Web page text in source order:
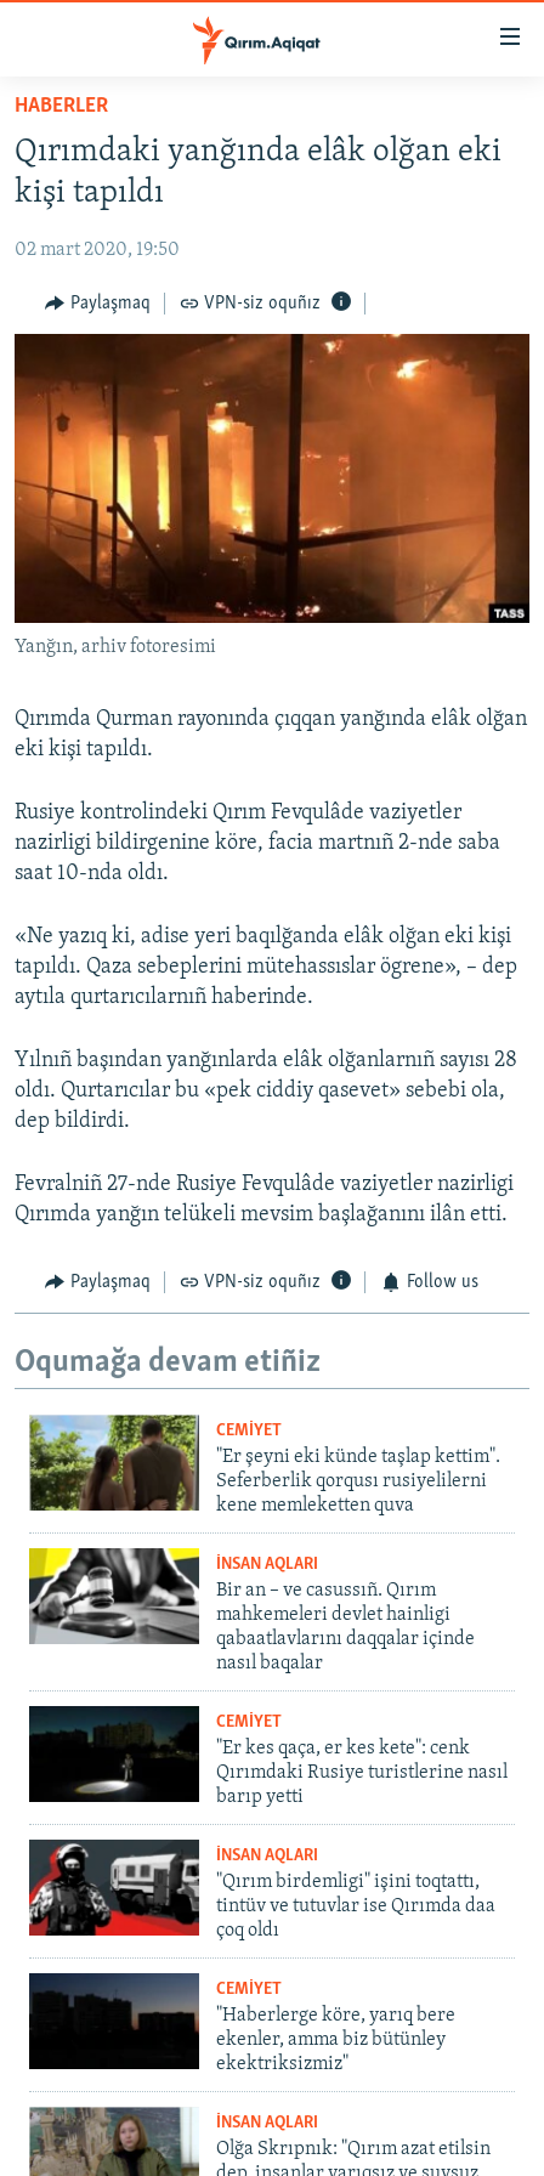
Esas
qaytmaq
Baş
navigatsiyağa
qaytmaq
qaytmaq
HABERLER
SİYASET
İQTİSADİYAT
CEMİYET
MEDENİYET
VİDEO
SÜRET
BLOGLAR
FİKİR
Русский
Українською
RFE/RS bütün saytları
HABERLER
Qırımdaki yanğında elâk olğan eki
kişi tapıldı
02 mart 2020, 19:50
Paylaşmaq VPN-siz oquñız
Yanğın, arhiv fotoresimi
Qırımda Qurman rayonında çıqqan yanğında elâk olğan
eki kişi tapıldı.
Rusiye kontrolindeki Qırım Fevqulâde vaziyetler
nazirligi bildirgenine köre, facia martnıñ 2-nde saba
saat 10-nda oldı.
«Ne yazıq ki, adise yeri baqılğanda elâk olğan eki kişi
tapıldı. Qaza sebeplerini mütehassıslar ögrene», – dep
aytıla qurtarıcılarnıñ haberinde.
Yılnıñ başından yanğınlarda elâk olğanlarnıñ sayısı 28
oldı. Qurtarıcılar bu «pek ciddiy qasevet» sebebi ola,
dep bildirdi.
Fevralniñ 27-nde Rusiye Fevqulâde vaziyetler nazirligi
Qırımda yanğın telükeli mevsim başlağanını ilân etti.
Paylaşmaq VPN-siz oquñız Follow us
Oqumağa devam etiñiz
CEMİYET
"Er şeyni eki künde taşlap kettim".
Seferberlik qorqusı rusiyelilerni
kene memleketten quva
İNSAN AQLARI
Bir an – ve casussıñ. Qırım
mahkemeleri devlet hainligi
qabaatlavlarını daqqalar içinde
nasıl baqalar
CEMİYET
"Er kes qaça, er kes kete": cenk
Qırımdaki Rusiye turistlerine nasıl
barıp yetti
İNSAN AQLARI
"Qırım birdemligi" işini toqtattı,
tintüv ve tutuvlar ise Qırımda daa
çoq oldı
CEMİYET
"Haberlerge köre, yarıq bere
ekenler, amma biz bütünley
ekektriksizmiz"
İNSAN AQLARI
Olğa Skrıpnık: "Qırım azat etilsin